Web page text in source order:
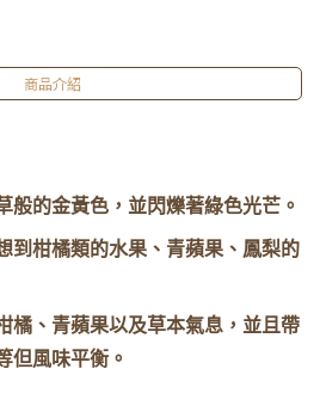
商品介紹
般的金黃色，並閃爍著綠色光芒。
到柑橘類的水果、青蘋果、鳳梨的
橘、青蘋果以及草本氣息，並且帶
但風味平衡。